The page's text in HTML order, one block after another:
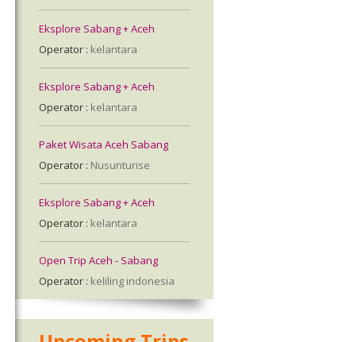
Eksplore Sabang + Aceh
Operator : kelantara
Eksplore Sabang + Aceh
Operator : kelantara
Paket Wisata Aceh Sabang
Operator : Nusunturise
Eksplore Sabang + Aceh
Operator : kelantara
Open Trip Aceh - Sabang
Operator : keliling indonesia